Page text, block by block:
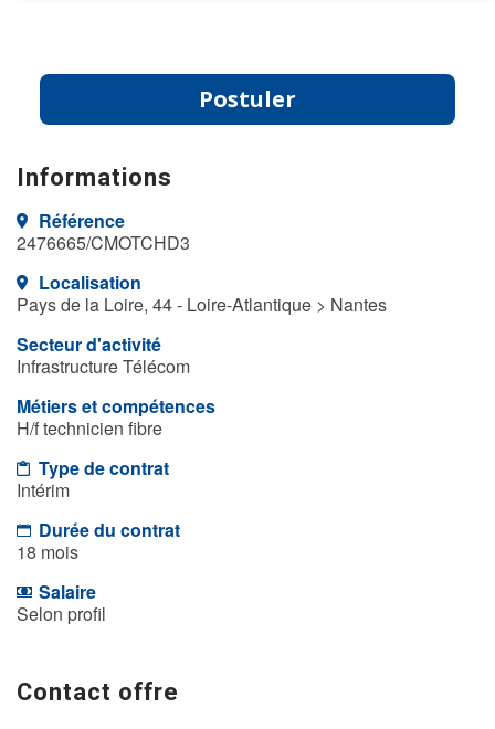
Postuler
Informations
Référence
2476665/CMOTCHD3
Localisation
Pays de la Loire, 44 - Loire-Atlantique > Nantes
Secteur d'activité
Infrastructure Télécom
Métiers et compétences
H/f technicien fibre
Type de contrat
Intérim
Durée du contrat
18 mois
Salaire
Selon profil
Contact offre